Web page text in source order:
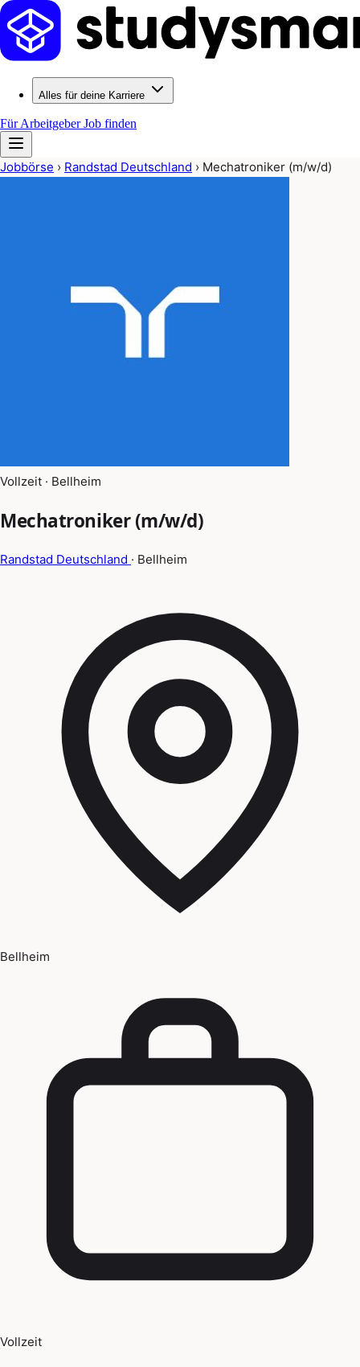
Alles für deine Karriere
Für ArbeitgeberJob finden
Jobbörse › Randstad Deutschland › Mechatroniker (m/w/d)
Vollzeit · Bellheim
Mechatroniker (m/w/d)
Randstad Deutschland · Bellheim
Bellheim
Vollzeit